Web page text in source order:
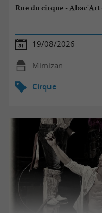
Rue du cirque -
19/08/2026
Mimizan
Cirque